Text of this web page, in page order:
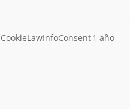
CookieLawInfoConsent1 año